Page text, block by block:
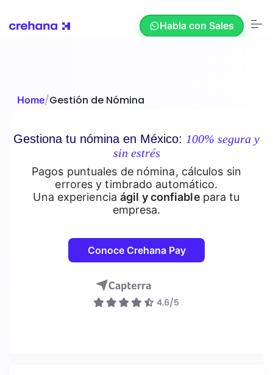
Habla con Sales
Nosotros
Home/Gestión de Nómina
Gestiona tu nómina en México: 100% segura y
sin estrés
Pagos puntuales de nómina, cálculos sin
errores y timbrado automático.
Una experienciaágil y confiable para tu
empresa.
Conoce Crehana Pay